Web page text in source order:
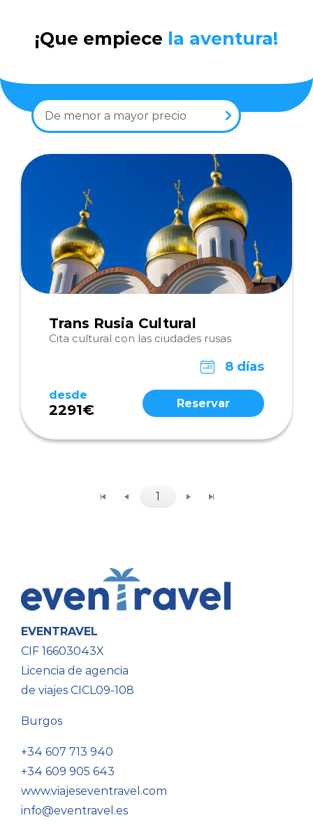
¡Que empiece la aventura!
De menor a mayor precio
Trans Rusia Cultural
Cita cultural con las ciudades rusas
8 días
desde
2291€ Reservar
1
EVENTRAVEL
CIF 16603043X
Licencia de agencia
de viajes CICL09-108
Burgos
+34 607 713 940
+34 609 905 643
www.viajeseventravel.com
info@eventravel.es